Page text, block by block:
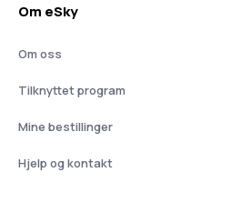
Om eSky
Om oss
Tilknyttet program
Mine bestillinger
Hjelp og kontakt